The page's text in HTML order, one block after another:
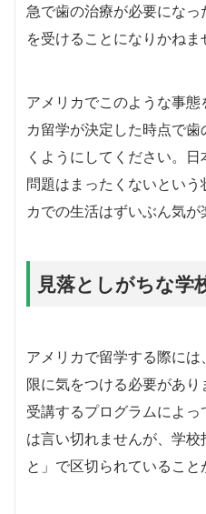
急で歯の治療が必要にな
を受けることになりかねま
アメリカでこのような事
カ留学が決定した時点で
くようにしてください。
問題はまったくないとい
カでの生活はずいぶん気が
見落としがちな学
アメリカで留学する際に
限に気をつける必要があ
受講するプログラムによ
は言い切れませんが、学
と」で区切られていること